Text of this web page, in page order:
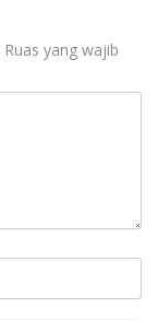
Ruas yang wajib